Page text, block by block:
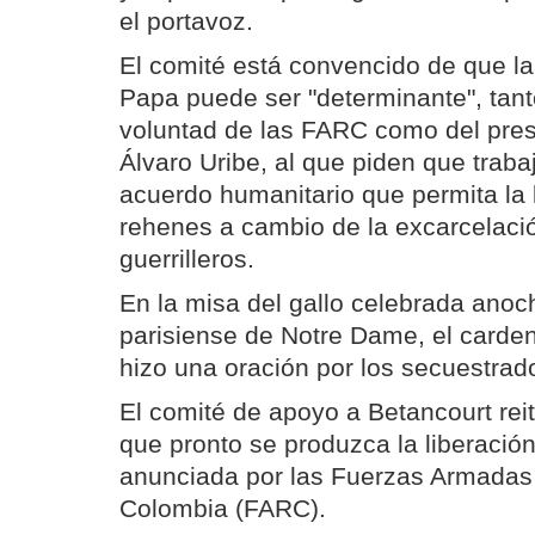
el portavoz.
El comité está convencido de que
Papa puede ser "determinante",
voluntad de las FARC como del
Álvaro Uribe, al que piden que
acuerdo humanitario que permita
rehenes a cambio de la
guerrilleros.
En la misa del gallo celebrada
parisiense de Notre Dame, el
hizo una oración por los
El comité de apoyo a Betancourt
que pronto se produzca la
anunciada por las Fuerzas
Colombia (FARC).